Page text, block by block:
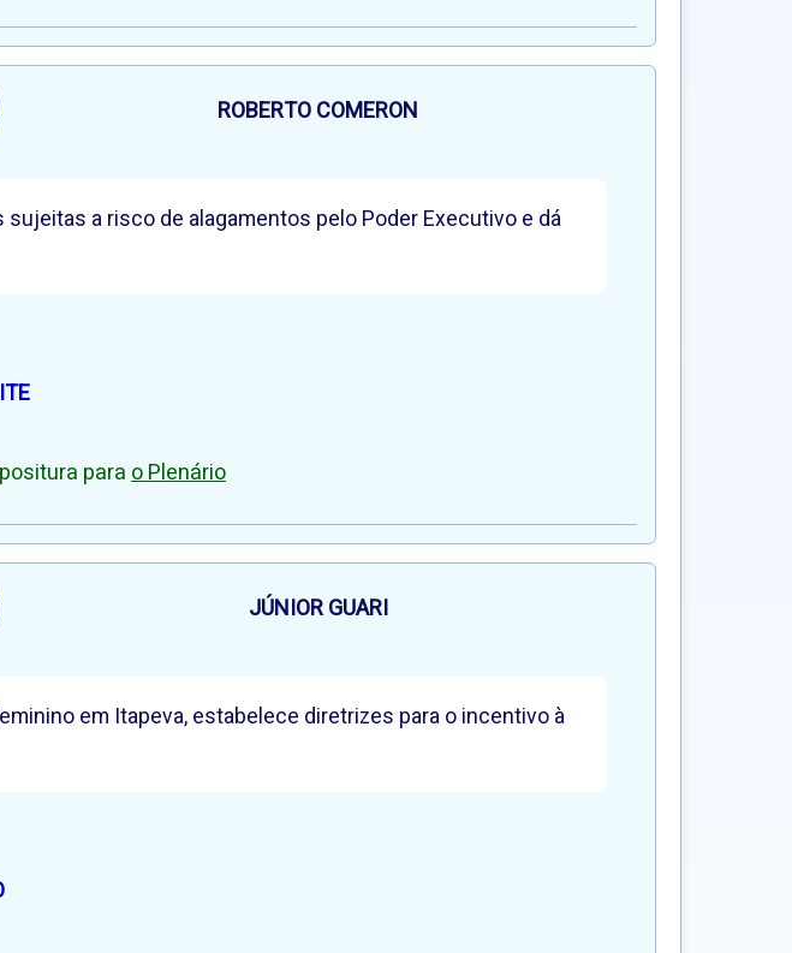
ROBERTO COMERON
a risco de alagamentos pelo Poder Executivo e dá
parao Plenário
JÚNIOR GUARI
em Itapeva, estabelece diretrizes para o incentivo à